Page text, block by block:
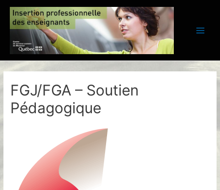
contenu
FGJ/FGA – Soutien
Pédagogique